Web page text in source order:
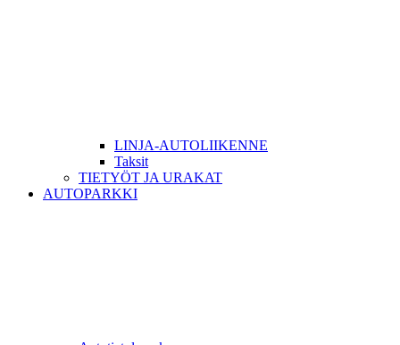
LINJA-AUTOLIIKENNE
Taksit
TIETYÖT JA URAKAT
AUTOPARKKI